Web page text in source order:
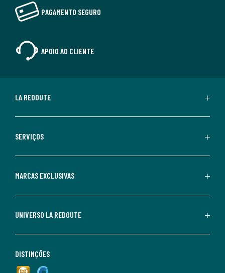
PAGAMENTO SEGURO
APOIO AO CLIENTE
LA REDOUTE
SERVIÇOS
MARCAS EXCLUSIVAS
UNIVERSO LA REDOUTE
DISTINÇÕES